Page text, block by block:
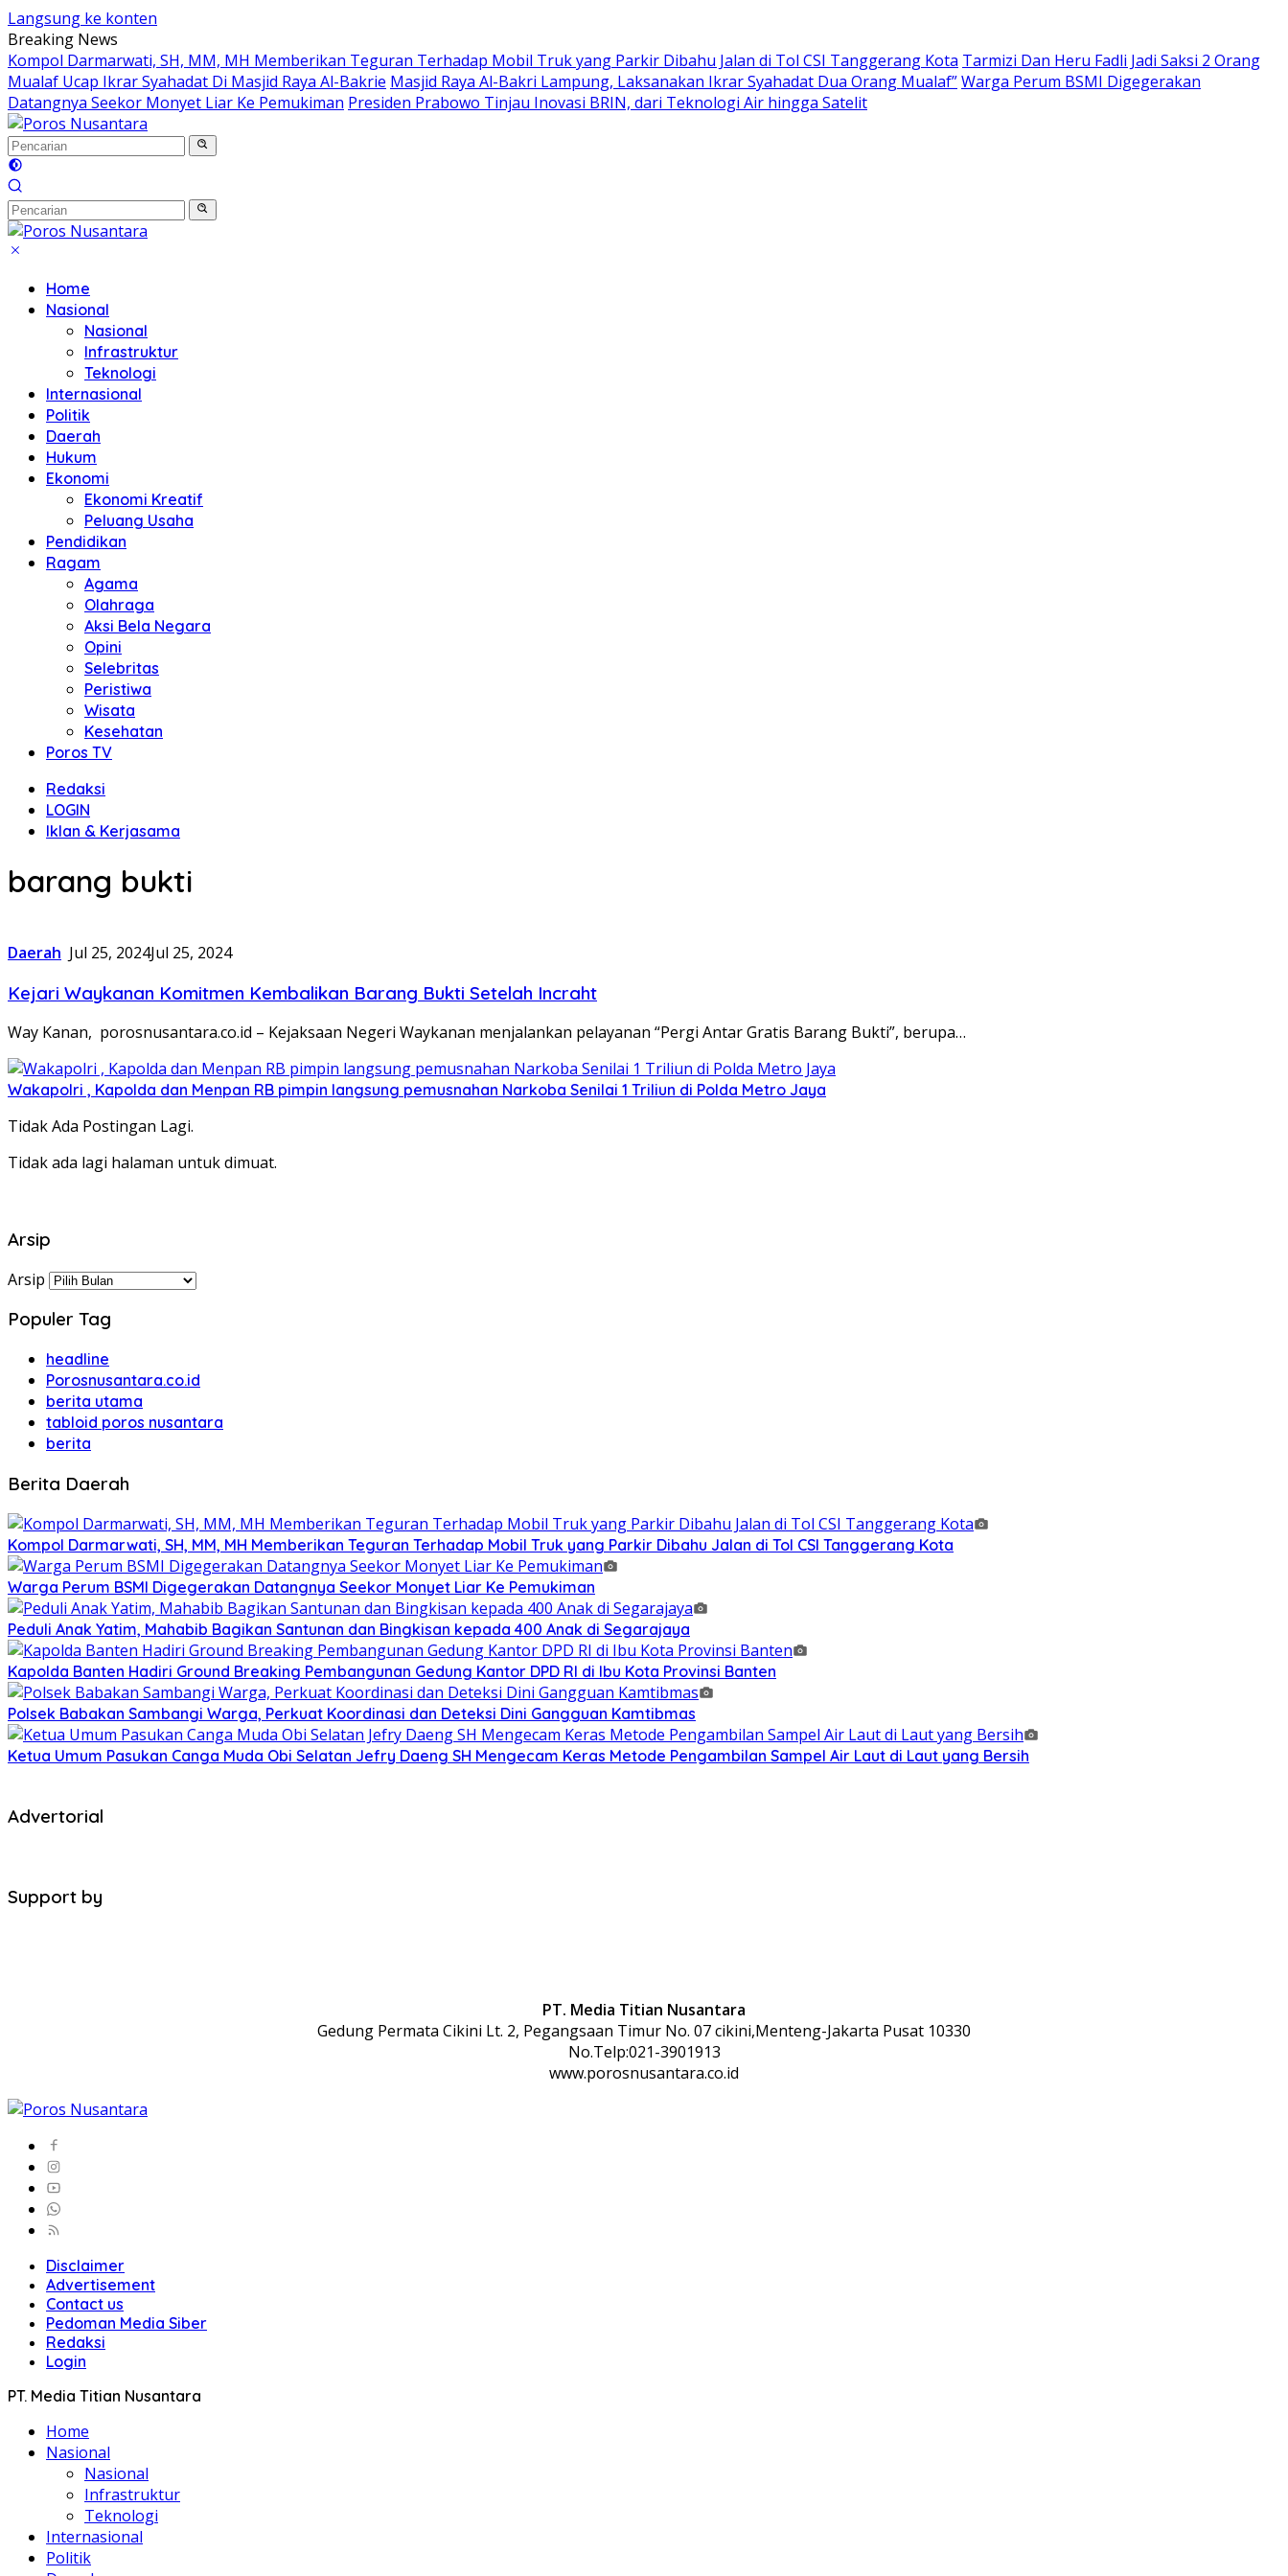
Langsung ke konten
Breaking News
Kompol Darmarwati, SH, MM, MH Memberikan Teguran Terhadap Mobil Truk yang Parkir Dibahu Jalan di Tol CSI Tanggerang Kota Tarmizi Dan Heru Fadli Jadi Saksi 2 Orang
Mualaf Ucap Ikrar Syahadat Di Masjid Raya Al-Bakrie Masjid Raya Al-Bakri Lampung, Laksanakan Ikrar Syahadat Dua Orang Mualaf”Warga Perum BSMI Digegerakan
Datangnya Seekor Monyet Liar Ke Pemukiman Presiden Prabowo Tinjau Inovasi BRIN, dari Teknologi Air hingga Satelit
Home
Nasional
Nasional
Infrastruktur
Teknologi
Internasional
Politik
Daerah
Hukum
Ekonomi
Ekonomi Kreatif
Peluang Usaha
Pendidikan
Ragam
Agama
Olahraga
Aksi Bela Negara
Opini
Selebritas
Peristiwa
Wisata
Kesehatan
Poros TV
Redaksi
LOGIN
Iklan & Kerjasama
barang bukti
Daerah Jul 25, 2024Jul 25, 2024
Kejari Waykanan Komitmen Kembalikan Barang Bukti Setelah Incraht
Way Kanan, porosnusantara.co.id – Kejaksaan Negeri Waykanan menjalankan pelayanan “Pergi Antar Gratis Barang Bukti”, berupa…
Wakapolri , Kapolda dan Menpan RB pimpin langsung pemusnahan Narkoba Senilai 1 Triliun di Polda Metro Jaya
Tidak Ada Postingan Lagi.
Tidak ada lagi halaman untuk dimuat.
Arsip
Arsip
Populer Tag
headline
Porosnusantara.co.id
berita utama
tabloid poros nusantara
berita
Berita Daerah
Kompol Darmarwati, SH, MM, MH Memberikan Teguran Terhadap Mobil Truk yang Parkir Dibahu Jalan di Tol CSI Tanggerang Kota
Warga Perum BSMI Digegerakan Datangnya Seekor Monyet Liar Ke Pemukiman
Peduli Anak Yatim, Mahabib Bagikan Santunan dan Bingkisan kepada 400 Anak di Segarajaya
Kapolda Banten Hadiri Ground Breaking Pembangunan Gedung Kantor DPD RI di Ibu Kota Provinsi Banten
Polsek Babakan Sambangi Warga, Perkuat Koordinasi dan Deteksi Dini Gangguan Kamtibmas
Ketua Umum Pasukan Canga Muda Obi Selatan Jefry Daeng SH Mengecam Keras Metode Pengambilan Sampel Air Laut di Laut yang Bersih
Advertorial
Support by
PT. Media Titian Nusantara
Gedung Permata Cikini Lt. 2, Pegangsaan Timur No. 07 cikini,Menteng-Jakarta Pusat 10330
No.Telp:021-3901913
www.porosnusantara.co.id
Disclaimer
Advertisement
Contact us
Pedoman Media Siber
Redaksi
Login
PT. Media Titian Nusantara
Home
Nasional
Nasional
Infrastruktur
Teknologi
Internasional
Politik